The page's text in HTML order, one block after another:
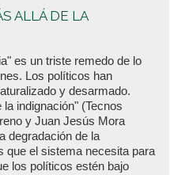
ALLÁ DE LA
es un triste remedo de lo
Los políticos han
y desarmado.
indignación" (Tecnos
y Juan Jesús Mora
degradación de la
que el sistema necesita para
los políticos estén bajo